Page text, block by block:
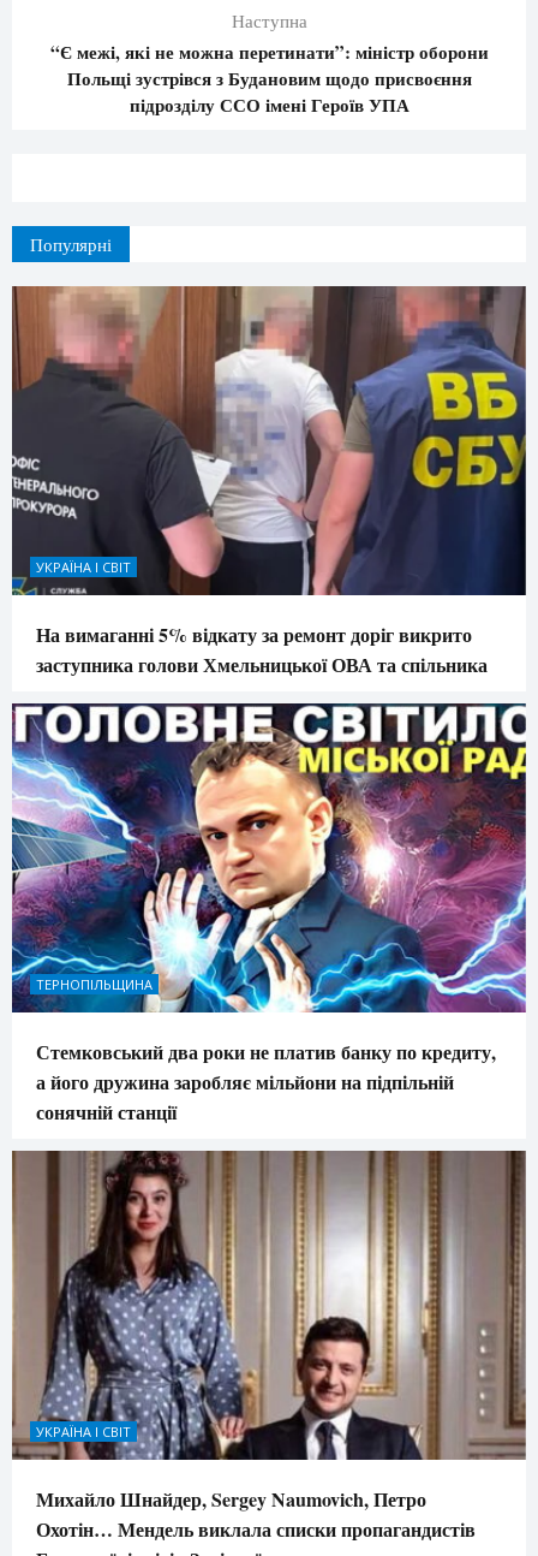
Наступна
“Є межі, які не можна перетинати”: міністр оборони
Польщі зустрівся з Будановим щодо присвоєння
підрозділу ССО імені Героїв УПА
Популярні
УКРАЇНА І СВІТ
На вимаганні 5% відкату за ремонт доріг викрито
заступника голови Хмельницької ОВА та спільника
ТЕРНОПІЛЬЩИНА
Стемковський два роки не платив банку по кредиту,
а його дружина заробляє мільйони на підпільній
сонячній станції
УКРАЇНА І СВІТ
Михайло Шнайдер, Sergey Naumovich, Петро
Охотін… Мендель виклала списки пропагандистів